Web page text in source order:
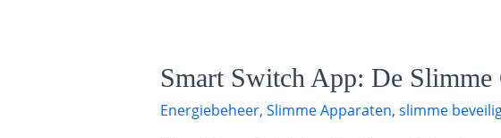
Smart Switch App: De
Energiebeheer, Slimme Apparaten, slimme
Smart
Switch
App: